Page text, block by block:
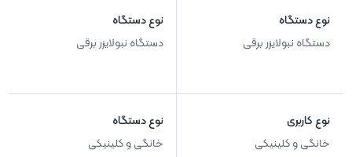
نوع دستگاه
دستگاه نبولایزر برقی
نوع کاربری
خانگی و کلینیکی
نوع دستگاه
دستگاه نبولایزر برقی
نوع دستگاه
خانگی و کلینیکی